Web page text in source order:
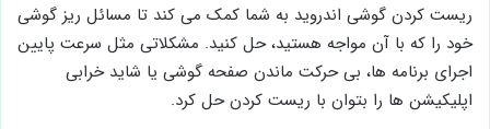
ریست کردن گوشی اندروید به شما کمک می کند تا مسائل ریز گوشی
خود را که با آن مواجه هستید، حل کنید. مشکلاتی مثل سرعت پایین
اجرای برنامه ها، بی حرکت ماندن صفحه گوشی یا شاید خرابی
اپلیکیشن ها را بتوان با ریست کردن حل کرد.